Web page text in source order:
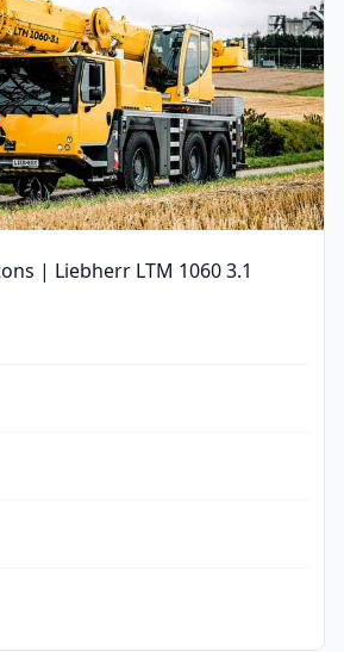
| Liebherr LTM 1060 3.1